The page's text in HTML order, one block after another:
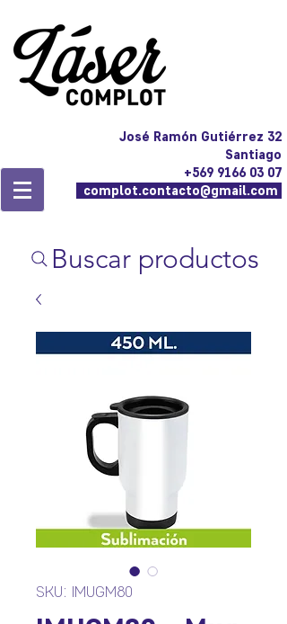
José Ramón Gutiérrez 32
Santiago
+569 9166 03 07
complot.contacto@gmail.com
Buscar productos
SKU: IMUGM80